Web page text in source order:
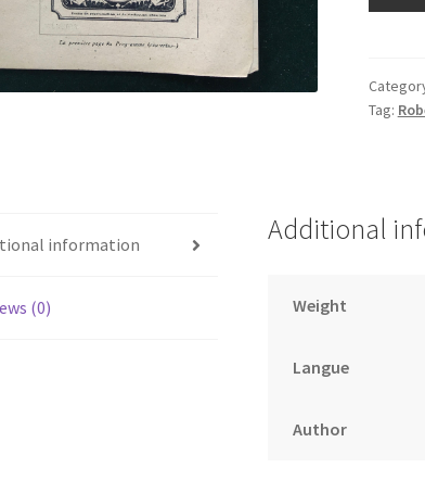
-
juin
Tag:
information
(0)
Additional
Weight
Langue
Author